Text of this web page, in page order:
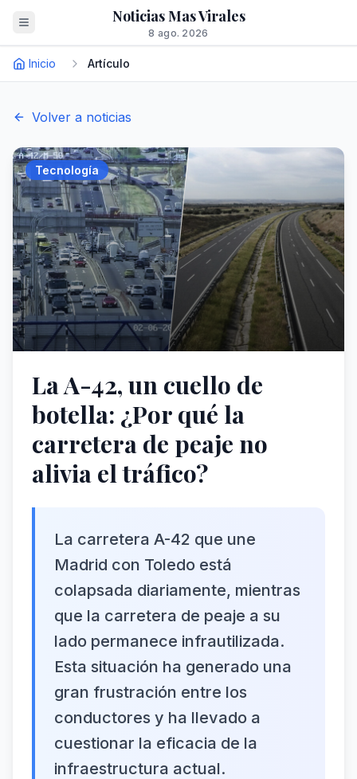
Noticias Mas Virales
8 ago. 2026
Inicio Artículo
Volver a noticias
Tecnología
La A-42, un cuello de
botella: ¿Por qué la
carretera de peaje no
alivia el tráfico?
La carretera A-42 que une
Madrid con Toledo está
colapsada diariamente, mientras
que la carretera de peaje a su
lado permanece infrautilizada.
Esta situación ha generado una
gran frustración entre los
conductores y ha llevado a
cuestionar la eficacia de la
infraestructura actual.